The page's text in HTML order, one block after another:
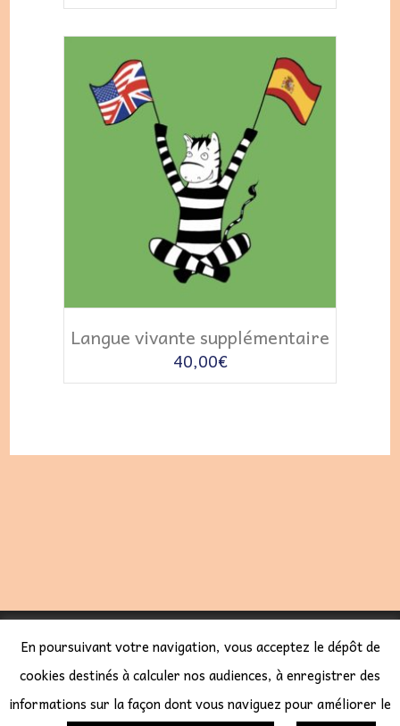
Langue vivante supplémentaire
40,00€
LES COURS SÉBAL 2023 -CGV-POLITIQUE DE
CONFIDENTIALITÉ-CODEUR SITE WORDPRESS
: CYBERFR
En poursuivant votre navigation, vous acceptez le dépôt de
cookies destinés à calculer nos audiences, à enregistrer des
informations sur la façon dont vous naviguez pour améliorer le